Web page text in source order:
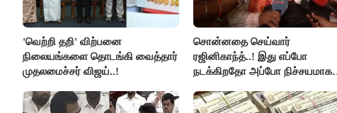
'வெற்றி தறி' விற்பனை
நிலையங்களை தொடங்கி வைத்தார்
முதலமைச்சர் விஜய்..!
சொன்னதை செய்வார்
ரஜினிகாந்த்..! இது எப்போ
நடக்கிறதோ அப்போ நிச்சயமாக
ரஜினிகாந்த்..!